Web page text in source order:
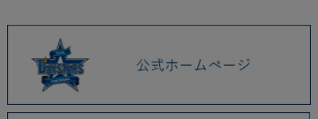
2025.12 (3)
2025.11 (6)
2025.10 (5)
2025.09 (5)